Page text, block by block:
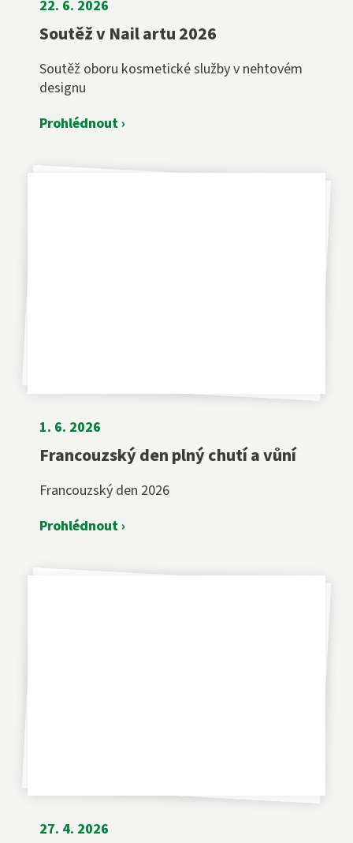
22. 6. 2026
Soutěž v Nail artu 2026
Soutěž oboru kosmetické služby v nehtovém
designu
Prohlédnout ›
1. 6. 2026
Francouzský den plný chutí a vůní
Francouzský den 2026
Prohlédnout ›
27. 4. 2026